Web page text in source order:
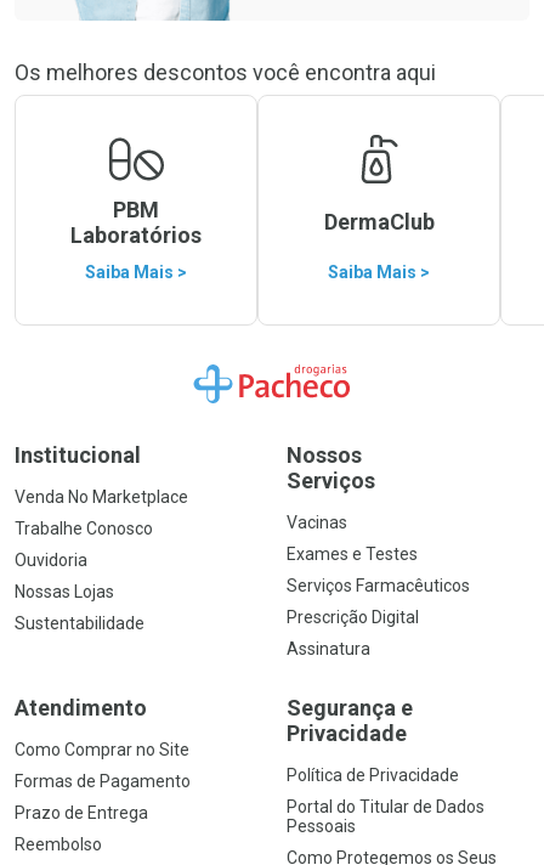
Os melhores descontos você encontra aqui
PBM
Laboratórios
Saiba Mais >
DermaClub
Saiba Mais >
Ir para a Home
Institucional
Venda No Marketplace
Trabalhe Conosco
Ouvidoria
Nossas Lojas
Sustentabilidade
Nossos
Serviços
Vacinas
Exames e Testes
Serviços Farmacêuticos
Prescrição Digital
Assinatura
Atendimento
Como Comprar no Site
Formas de Pagamento
Prazo de Entrega
Reembolso
Segurança e
Privacidade
Política de Privacidade
Portal do Titular de Dados
Pessoais
Como Protegemos os Seus